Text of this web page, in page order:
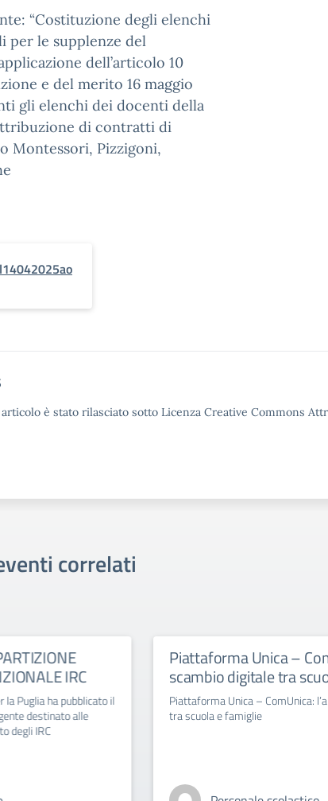
“Costituzione degli elenchi
per le supplenze del
dell’articolo 10
e del merito 16 maggio
gli elenchi dei docenti della
di contratti di
Montessori, Pizzigoni,
è stato rilasciato sotto Licenza Creative Commons
correlati
IRC
la Puglia ha pubblicato il
destinato alle
degli IRC
Piattaforma Unica –
scambio digitale tra
Piattaforma Unica – ComUnica:
tra scuola e famiglie